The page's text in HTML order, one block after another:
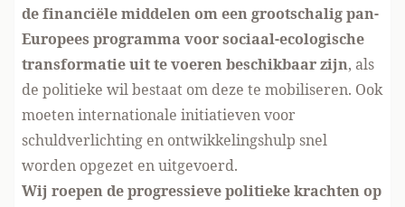
de financiële middelen om een grootschalig pan-
Europees programma voor sociaal-ecologische
transformatie uit te voeren beschikbaar zijn, als
de politieke wil bestaat om deze te mobiliseren. Ook
moeten internationale initiatieven voor
schuldverlichting en ontwikkelingshulp snel
worden opgezet en uitgevoerd.
Wij roepen de progressieve politieke krachten op